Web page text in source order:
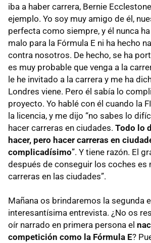
iba a haber carrera, Bernie
ejemplo. Yo soy muy amigo de él,
perfecta como siempre, y él nunca
malo para la Fórmula E ni ha hecho
contra nosotros. De hecho, se ha
es muy probable que venga a la
le he invitado a la carrera y me ha
Londres viene. Pero él sabía lo
proyecto. Yo hablé con él cuando la
la licencia, y me dijo “no sabes lo
hacer carreras en ciudades. Todo lo
hacer, pero hacer carreras en
complicadísimo”. Y tiene razón. El
después de conseguir los coches es
carreras en las ciudades”.
Mañana os brindaremos la segunda
interesantísima entrevista. ¿No os
oír narrado en primera persona el
competición como la Fórmula E?